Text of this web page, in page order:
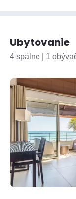
Ubytovanie
4 spálne | 1